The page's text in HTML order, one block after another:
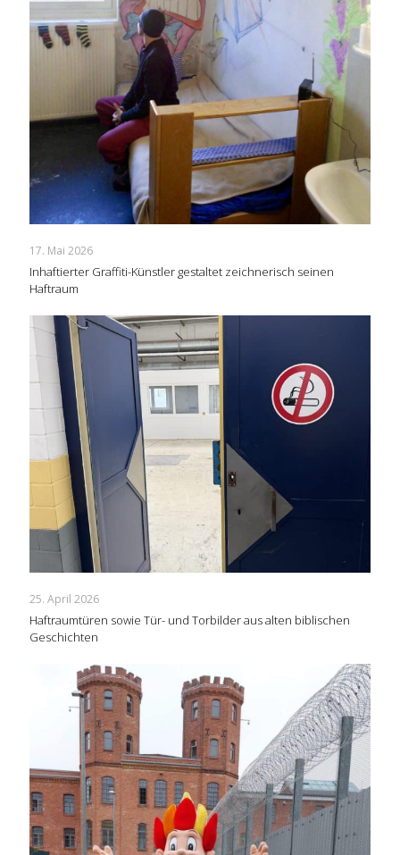
17. Mai 2026
Inhaftierter Graffiti-Künstler gestaltet zeichnerisch seinen
Haftraum
25. April 2026
Haftraumtüren sowie Tür- und Torbilder aus alten biblischen
Geschichten